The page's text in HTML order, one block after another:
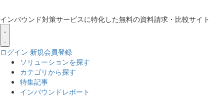
インバウンド対策サービスに特化した無料の資料請求・比較サイト
ログイン 新規会員登録
ソリューションを探す
カテゴリから探す
特集記事
インバウンドレポート